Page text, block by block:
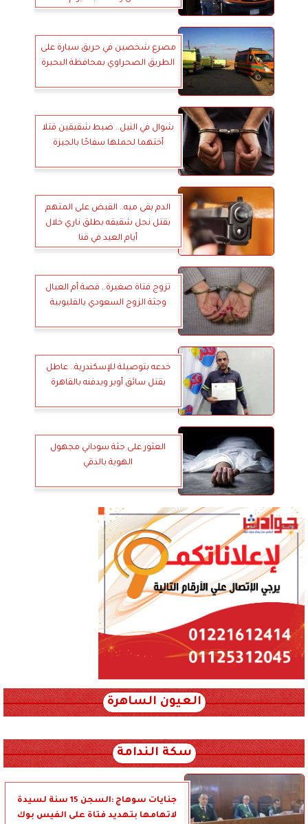
مصرع شخصين في حريق سيارة على
الطريق الصحراوي بمحافظة البحيرة
شوال في النيل.. ضبط شقيقين قتلا
أختهما لحملها سفاحًا بالجيزة
الدم بقى ميه.. القبض على المتهم
بقتل نجل شقيقه بطلق ناري خلال
أيام العيد في قنا
تزوج فتاة صغيرة.. قصة أم العيال
وجثة الزوج السعودي بالقليوبية
خدعه بتوصيلة للإسكندرية.. عاطل
يقتل سائق أوبر ويدفنه بالقاهرة
العثور على جثة سوداني مجهول
الهوية بالدقي
العيون الساهرة
سكة الندامة
جنايات سوهاج :السجن 15 سنة لسيدة
لاتهامها بتهديد فتاة على الفيس بوك